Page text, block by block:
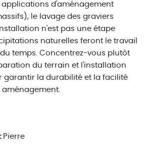
applications d'aménagement
le lavage des graviers
n'est pas une étape
naturelles feront le travail
temps. Concentrez-vous plutôt
du terrain et l'installation
garantir la durabilité et la facilité
aménagement.
Pierre